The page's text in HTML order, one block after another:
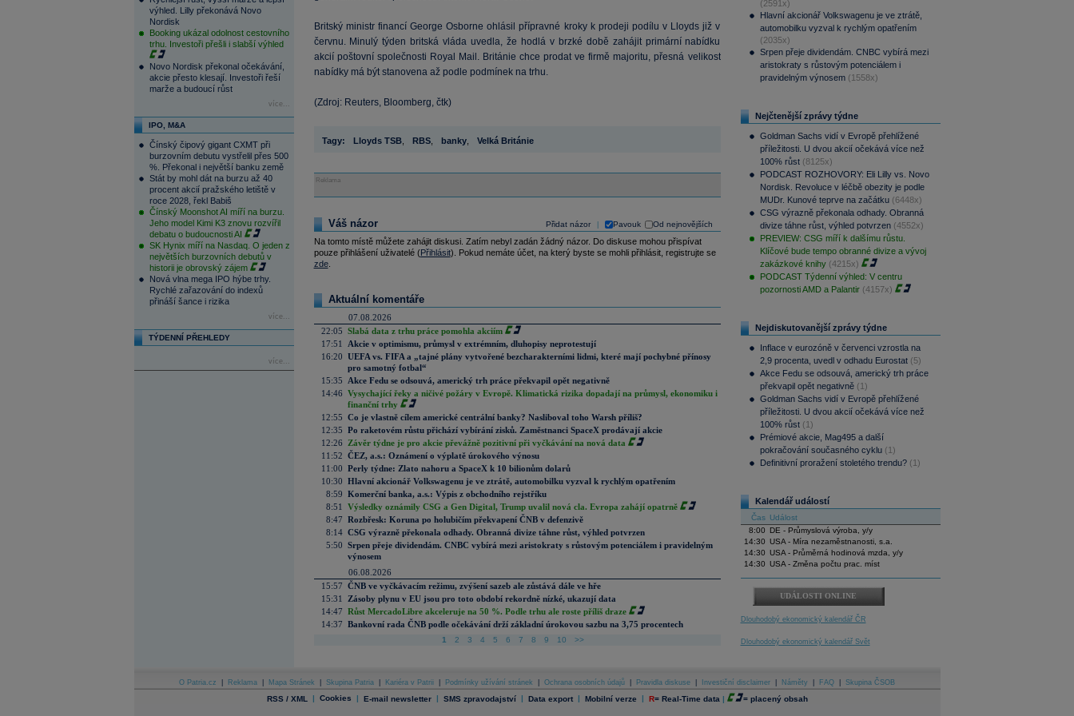
výhled. Lilly překonává Novo
Nordisk
Booking ukázal odolnost cestovního
trhu. Investoři přešli i slabší výhled
Novo Nordisk překonal očekávání,
akcie přesto klesají. Investoři řeší
marže a budoucí růst
více...
IPO, M&A
Čínský čipový gigant CXMT při
burzovním debutu vystřelil přes 500
%. Překonal i největší banku země
Stát by mohl dát na burzu až 40
procent akcií pražského letiště v
roce 2028, řekl Babiš
Čínský Moonshot AI míří na burzu.
Jeho model Kimi K3 znovu rozvířil
debatu o budoucnosti AI
SK Hynix míří na Nasdaq. O jeden z
největších burzovních debutů v
historii je obrovský zájem
Nová vlna mega IPO hýbe trhy.
Rychlé zařazování do indexů
přináší šance i rizika
více...
TÝDENNÍ PŘEHLEDY
více...
Britský ministr financí George Osborne ohlásil přípravné kroky k prodeji podílu v Lloyds již v
červnu. Minulý týden britská vláda uvedla, že hodlá v brzké době zahájit primární nabídku
akcií poštovní společnosti Royal Mail. Británie chce prodat ve firmě majoritu, přesná velikost
nabídky má být stanovena až podle podmínek na trhu.
(Zdroj: Reuters, Bloomberg, čtk)
Tagy: Lloyds TSB, RBS, banky, Velká Británie
Reklama
Přidat názor Pavouk Od nejnovějších
Váš názor
Na tomto místě můžete zahájit diskusi. Zatím nebyl zadán žádný názor. Do diskuse mohou přispívat
pouze přihlášení uživatelé (Přihlásit). Pokud nemáte účet, na který byste se mohli přihlásit, registrujte se
zde.
Aktuální komentáře
07.08.2026
22:05 Slabá data z trhu práce pomohla akciím
17:51
Akcie v optimismu, průmysl v extrémním, dluhopisy neprotestují
16:20 UEFA vs. FIFA a „tajné plány vytvořené bezcharakterními lidmi, které mají pochybné přínosy
pro samotný fotbal“
15:35
Akce Fedu se odsouvá, americký trh práce překvapil opět negativně
14:46 Vysychající řeky a ničivé požáry v Evropě. Klimatická rizika dopadají na průmysl, ekonomiku i
finanční trhy
12:55 Co je vlastně cílem americké centrální banky? Nasliboval toho Warsh příliš?
12:35 Po raketovém růstu přichází vybírání zisků. Zaměstnanci SpaceX prodávají akcie
12:26
Závěr týdne je pro akcie převážně pozitivní při vyčkávání na nová data
11:52 ČEZ, a.s.: Oznámení o výplatě úrokového výnosu
11:00 Perly týdne: Zlato nahoru a SpaceX k 10 bilionům dolarů
10:30 Hlavní akcionář Volkswagenu je ve ztrátě, automobilku vyzval k rychlým opatřením
8:59 Komerční banka, a.s.: Výpis z obchodního rejstříku
8:51
Výsledky oznámily CSG a Gen Digital, Trump uvalil nová cla. Evropa zahájí opatrně
8:47 Rozbřesk: Koruna po holubičím překvapení ČNB v defenzivě
8:14 CSG výrazně překonala odhady. Obranná divize táhne růst, výhled potvrzen
5:50 Srpen přeje dividendám. CNBC vybírá mezi aristokraty s růstovým potenciálem i pravidelným
výnosem
06.08.2026
15:57 ČNB ve vyčkávacím režimu, zvýšení sazeb ale zůstává dále ve hře
15:31
Zásoby plynu v EU jsou pro toto období rekordně nízké, ukazují data
14:47 Růst MercadoLibre akceleruje na 50 %. Podle trhu ale roste příliš draze
14:37 Bankovní rada ČNB podle očekávání drží základní úrokovou sazbu na 3,75 procentech
1 2 3 4 5 6 7 8 9 10 >>
(2591x)
Hlavní akcionář Volkswagenu je ve ztrátě,
automobilku vyzval k rychlým opatřením
(2035x)
Srpen přeje dividendám. CNBC vybírá mezi
aristokraty s růstovým potenciálem i
pravidelným výnosem (1558x)
Nejčtenější zprávy týdne
Goldman Sachs vidí v Evropě přehlížené
příležitosti. U dvou akcií očekává více než
100% růst (8125x)
PODCAST ROZHOVORY: Eli Lilly vs. Novo
Nordisk. Revoluce v léčbě obezity je podle
MUDr. Kunové teprve na začátku (6448x)
CSG výrazně překonala odhady. Obranná
divize táhne růst, výhled potvrzen (4552x)
PREVIEW: CSG míří k dalšímu růstu.
Klíčové bude tempo obranné divize a vývoj
zakázkové knihy (4215x)
PODCAST Týdenní výhled: V centru
pozornosti AMD a Palantir (4157x)
Nejdiskutovanější zprávy týdne
Inflace v eurozóně v červenci vzrostla na
2,9 procenta, uvedl v odhadu Eurostat (5)
Akce Fedu se odsouvá, americký trh práce
překvapil opět negativně (1)
Goldman Sachs vidí v Evropě přehlížené
příležitosti. U dvou akcií očekává více než
100% růst (1)
Prémiové akcie, Mag495 a další
pokračování současného cyklu (1)
Definitivní proražení stoletého trendu? (1)
Kalendář událostí
Čas Událost
8:00
DE - Průmyslová výroba, y/y
14:30 USA - Míra nezaměstnanosti, s.a.
14:30 USA - Průměrná hodinová mzda, y/y
14:30 USA - Změna počtu prac. míst
UDÁLOSTI ONLINE
Dlouhodobý ekonomický kalendář ČR
Dlouhodobý ekonomický kalendář Svět
O Patria.cz Reklama Mapa Stránek Skupina Patria Kariéra v Patrii Podmínky užívání stránek Ochrana osobních údajů Pravidla diskuse Investiční disclaimer Náměty FAQ Skupina ČSOB
RSS / XML | Cookies | E-mail newsletter | SMS zpravodajství | Data export | Mobilní verze | R= Real-Time data | = placený obsah